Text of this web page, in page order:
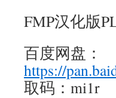
FMP汉化版
百度网盘：
https://
取码：mi1r